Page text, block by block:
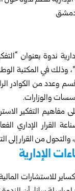
ندوة بعنوان
وذلك في المكتبة
قسم وعدد من الكوادر
والوزارات.
مفاهيم التفكير
القرار الإداري
من القرار إلى
الإدارية
للاستشارات